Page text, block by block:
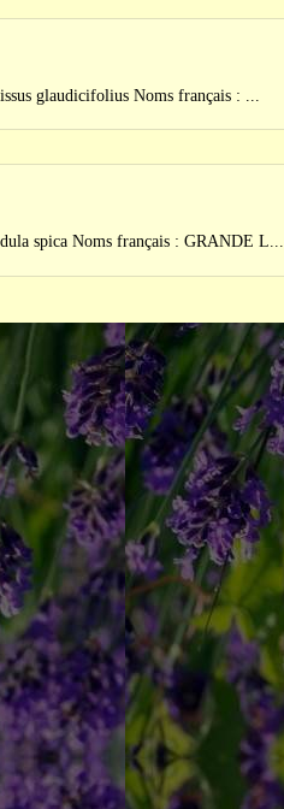
Noms français : ...
Noms français : GRANDE L...